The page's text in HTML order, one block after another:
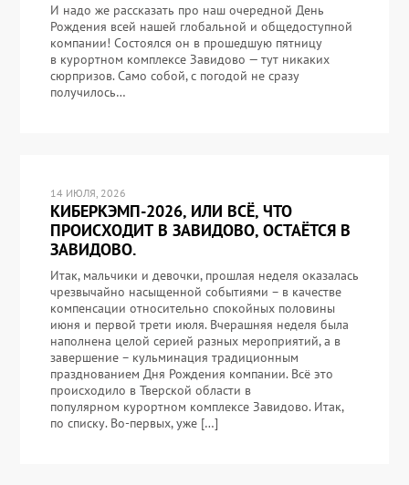
И надо же рассказать про наш очередной День
Рождения всей нашей глобальной и общедоступной
компании! Состоялся он в прошедшую пятницу
в курортном комплексе Завидово — тут никаких
сюрпризов. Само собой, с погодой не сразу
получилось…
14 ИЮЛЯ, 2026
КИБЕРКЭМП-2026, ИЛИ ВСЁ, ЧТО
ПРОИСХОДИТ В ЗАВИДОВО, ОСТАЁТСЯ В
ЗАВИДОВО.
Итак, мальчики и девочки, прошлая неделя оказалась
чрезвычайно насыщенной событиями – в качестве
компенсации относительно спокойных половины
июня и первой трети июля. Вчерашняя неделя была
наполнена целой серией разных мероприятий, а в
завершение – кульминация традиционным
празднованием Дня Рождения компании. Всё это
происходило в Тверской области в
популярном курортном комплексе Завидово. Итак,
по списку. Во-первых, уже […]